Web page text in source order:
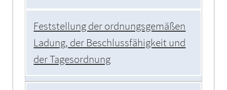
Feststellung der ordnungsgemäßen
Ladung, der Beschlussfähigkeit und
der Tagesordnung